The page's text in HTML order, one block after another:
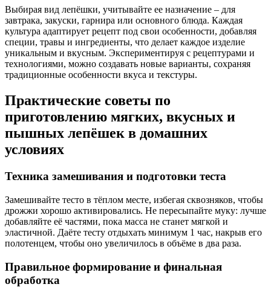
Выбирая вид лепёшки, учитывайте ее назначение – для
завтрака, закуски, гарнира или основного блюда. Каждая
культура адаптирует рецепт под свои особенности, добавляя
специи, травы и ингредиенты, что делает каждое изделие
уникальным и вкусным. Экспериментируя с рецептурами и
технологиями, можно создавать новые варианты, сохраняя
традиционные особенности вкуса и текстуры.
Практические советы по
приготовлению мягких, вкусных и
пышных лепёшек в домашних
условиях
Техника замешивания и подготовки теста
Замешивайте тесто в тёплом месте, избегая сквозняков, чтобы
дрожжи хорошо активировались. Не пересыпайте муку: лучше
добавляйте её частями, пока масса не станет мягкой и
эластичной. Даёте тесту отдыхать минимум 1 час, накрыв его
полотенцем, чтобы оно увеличилось в объёме в два раза.
Правильное формирование и финальная
обработка